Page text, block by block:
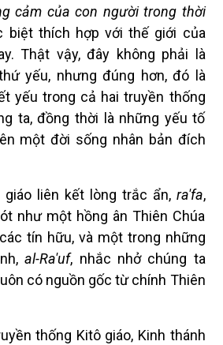
cảm của con người trong thời
biệt thích hợp với thế giới của
Thật vậy, đây không phải là
yếu, nhưng đúng hơn, đó là
yếu trong cả hai truyền thống
ta, đồng thời là những yếu tố
một đời sống nhân bản đích
giáo liên kết lòng trắc ẩn, ra'fa,
như một hồng ân Thiên Chúa
tín hữu, và một trong những
al-Ra'uf, nhắc nhở chúng ta
có nguồn gốc từ chính Thiên
thống Kitô giáo, Kinh thánh